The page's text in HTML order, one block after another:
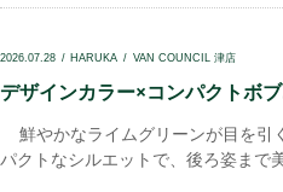
2026.07.28 HARUKA VAN COUNCIL 津店
デザインカラー×コンパクトボ
鮮やかなライムグリーンが目を引
パクトなシルエットで、後ろ姿まで